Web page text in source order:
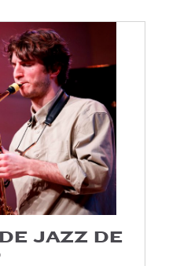
JAZZ DE